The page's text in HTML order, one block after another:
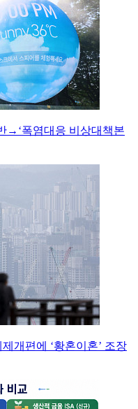
→‘폭염대응 비상대책본
개편에 ‘황혼이혼’ 조장